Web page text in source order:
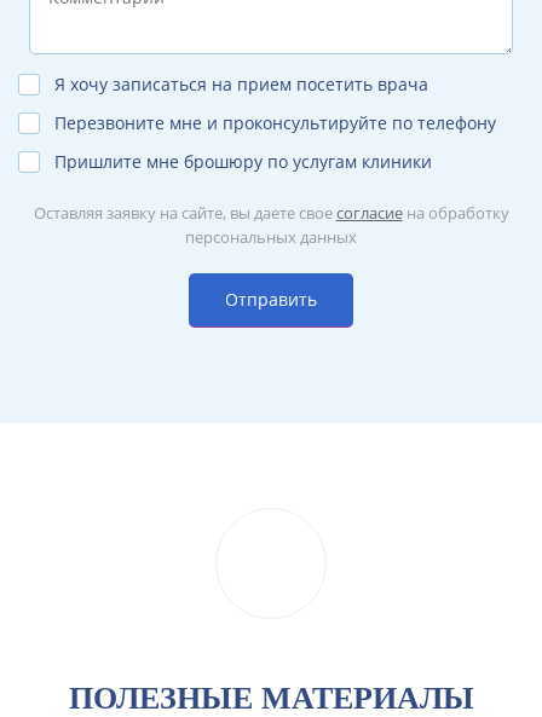
Я хочу записаться на прием посетить врача
Перезвоните мне и проконсультируйте по телефону
Пришлите мне брошюру по услугам клиники
Оставляя заявку на сайте, вы даете своесогласиена обработку
персональных данных
ПОЛЕЗНЫЕ МАТЕРИАЛЫ